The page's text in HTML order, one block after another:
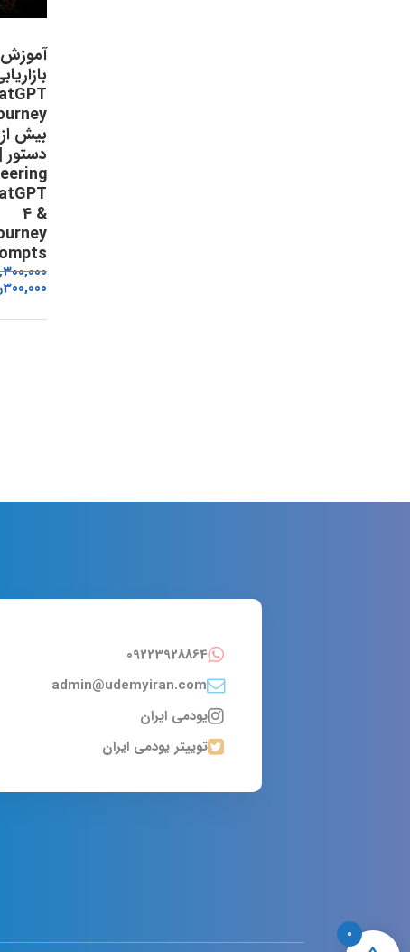
0
4 &
300,000
09223928864
admin@udemyiran.com
یودمی ایران
توییتر یودمی ایران